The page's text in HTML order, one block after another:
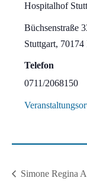
Hospitalhof
Büchsenstraße
Stuttgart, 70174
Telefon
0711/2068150
Simone Regina